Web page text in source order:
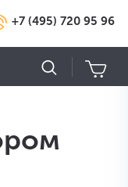
+7 (495) 720 95 96